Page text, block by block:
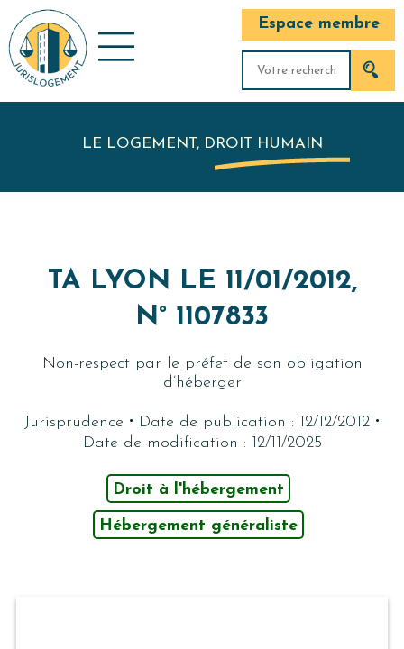
Espace membre
LE LOGEMENT, DROIT HUMAIN
TA LYON LE 11/01/2012,
N° 1107833
Non-respect par le préfet de son obligation
d’héberger
Jurisprudence · Date de publication : 12/12/2012 ·
Date de modification : 12/11/2025
Droit à l'hébergement
Hébergement généraliste